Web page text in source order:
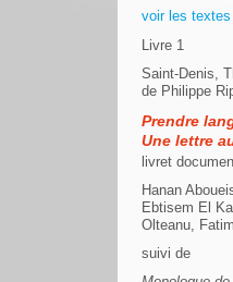
voir les
Livre 1
Saint-Denis,
de Philippe
Prendre
Une lettre
livret
Hanan
Ebtisem El
Olteanu,
suivi de